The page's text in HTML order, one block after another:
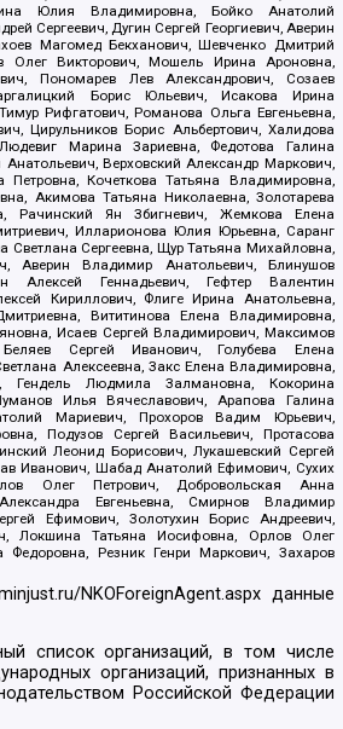
Юлия Владимировна, Бойко Анатолий
Сергеевич, Дугин Сергей Георгиевич, Аверин
Магомед Бекханович, Шевченко Дмитрий
Олег Викторович, Мошель Ирина Ароновна,
Пономарев Лев Александрович, Созаев
Борис Юльевич, Исакова Ирина
Рифгатович, Романова Ольга Евгеньевна,
Цирульников Борис Альбертович, Халидова
Марина Зариевна, Федотова Галина
Верховский Александр Маркович,
Петровна, Кочеткова Татьяна Владимировна,
Акимова Татьяна Николаевна, Золотарева
Рачинский Ян Збигневич, Жемкова Елена
Илларионова Юлия Юрьевна, Саранг
Светлана Сергеевна, Щур Татьяна Михайловна,
Аверин Владимир Анатольевич, Блинушов
Алексей Геннадьевич, Гефтер Валентин
Кириллович, Флиге Ирина Анатольевна,
Вититинова Елена Владимировна,
Исаев Сергей Владимирович, Максимов
Сергей Иванович, Голубева Елена
Алексеевна, Закс Елена Владимировна,
Гендель Людмила Залмановна, Кокорина
Илья Вячеславович, Арапова Галина
Мариевич, Прохоров Вадим Юрьевич,
Подузов Сергей Васильевич, Протасова
Леонид Борисович, Лукашевский Сергей
Иванович, Шабад Анатолий Ефимович, Сухих
Олег Петрович, Добровольская Анна
Евгеньевна, Смирнов Владимир
Ефимович, Золотухин Борис Андреевич,
Локшина Татьяна Иосифовна, Орлов Олег
Федоровна, Резник Генри Маркович, Захаров
NKOForeignAgent.aspxданные
список организаций, в том числе
организаций, признанных в
Российской Федерации